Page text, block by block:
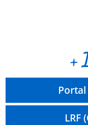
+
LRF